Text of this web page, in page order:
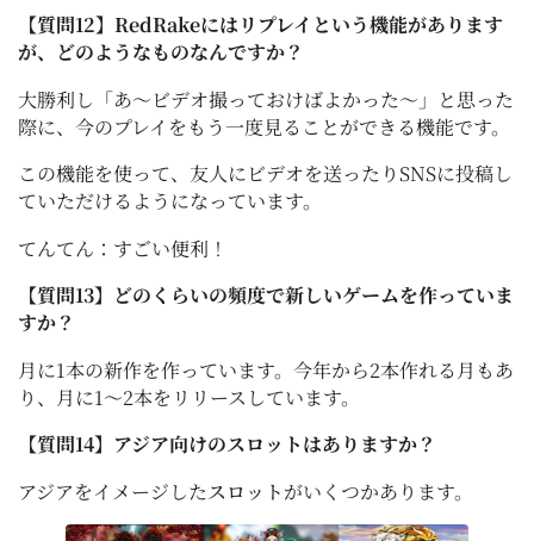
【質問12】RedRakeにはリプレイという機能があります
が、どのようなものなんですか？
大勝利し「あ～ビデオ撮っておけばよかった～」と思った
際に、今のプレイをもう一度見ることができる機能です。
この機能を使って、友人にビデオを送ったりSNSに投稿し
ていただけるようになっています。
てんてん：すごい便利！
【質問13】どのくらいの頻度で新しいゲームを作っていま
すか？
月に1本の新作を作っています。今年から2本作れる月もあ
り、月に1～2本をリリースしています。
【質問14】アジア向けのスロットはありますか？
アジアをイメージしたスロットがいくつかあります。